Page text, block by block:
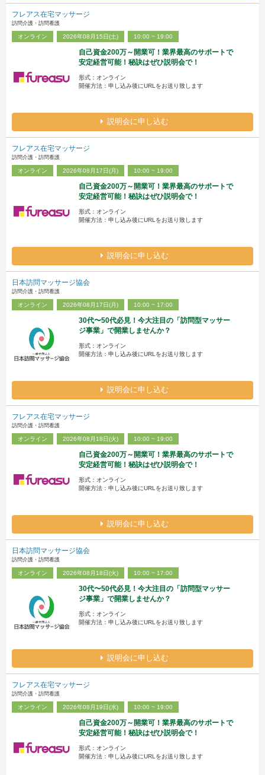
フレアス在宅マッサージ
訪問介護・訪問看護
オンライン 2026年08月15日(土) 10:00 ~ 19:00
自己資金200万～開業可！業界最高のサポートで
安定経営可能！秘訣はぜひ説明会で！
形式：オンライン
開催方法：申し込み後にURLをお送り致します
説明会に申し込む
フレアス在宅マッサージ
訪問介護・訪問看護
オンライン 2026年08月17日(月) 10:00 ~ 19:00
自己資金200万～開業可！業界最高のサポートで
安定経営可能！秘訣はぜひ説明会で！
形式：オンライン
開催方法：申し込み後にURLをお送り致します
説明会に申し込む
日本訪問マッサージ協会
訪問介護・訪問看護
オンライン 2026年08月17日(月) 10:00 ~ 17:00
30代〜50代必見！今大注目の「訪問型マッサー
ジ事業」で開業しませんか？
形式：オンライン
開催方法：申し込み後にURLをお送り致します
説明会に申し込む
フレアス在宅マッサージ
訪問介護・訪問看護
オンライン 2026年08月18日(火) 10:00 ~ 19:00
自己資金200万～開業可！業界最高のサポートで
安定経営可能！秘訣はぜひ説明会で！
形式：オンライン
開催方法：申し込み後にURLをお送り致します
説明会に申し込む
日本訪問マッサージ協会
訪問介護・訪問看護
オンライン 2026年08月18日(火) 10:00 ~ 17:00
30代〜50代必見！今大注目の「訪問型マッサー
ジ事業」で開業しませんか？
形式：オンライン
開催方法：申し込み後にURLをお送り致します
説明会に申し込む
フレアス在宅マッサージ
訪問介護・訪問看護
オンライン 2026年08月19日(水) 10:00 ~ 19:00
自己資金200万～開業可！業界最高のサポートで
安定経営可能！秘訣はぜひ説明会で！
形式：オンライン
開催方法：申し込み後にURLをお送り致します